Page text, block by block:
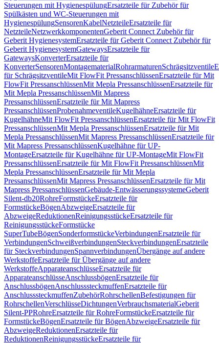
Steuerungen mit HygienespülungErsatzteile für Zubehör für
Spülkästen und WC-Steuerungen mit
HygienespülungSensorenKabelNetzteileErsatzteile für
NetzteileNetzwerkkomponentenGeberit Connect Zubehör für
Geberit HygienesystemErsatzteile für Geberit Connect Zubehör für
Geberit HygienesystemGatewaysErsatzteile für
GatewaysKonverterErsatzteile für
KonverterSensorenMontagematerialRohrarmaturenSchrägsitzventile
für SchrägsitzventileMit FlowFit PressanschlüssenErsatzteile für Mit
FlowFit PressanschlüssenMit Mepla PressanschlüssenErsatzteile für
Mit Mepla PressanschlüssenMit Mapress
PressanschlüssenErsatzteile für Mit Mapress
PressanschlüssenProbenahmeventileKugelhähneErsatzteile für
KugelhähneMit FlowFit PressanschlüssenErsatzteile für Mit FlowFit
PressanschlüssenMit Mepla PressanschlüssenErsatzteile für Mit
Mepla PressanschlüssenMit Mapress PressanschlüssenErsatzteile für
Mit Mapress PressanschlüssenKugelhähne für UP-
MontageErsatzteile für Kugelhähne für UP-MontageMit FlowFit
PressanschlüssenErsatzteile für Mit FlowFit PressanschlüssenMit
Mepla PressanschlüssenErsatzteile für Mit Mepla
PressanschlüssenMit Mapress PressanschlüssenErsatzteile für Mit
Mapress PressanschlüssenGebäude-EntwässerungssystemeGeberit
Silent-db20RohreFormstückeErsatzteile für
FormstückeBögenAbzweigeErsatzteile für
AbzweigeReduktionenReinigungsstückeErsatzteile für
ReinigungsstückeFormstücke
SuperTubeBögenSonderformstückeVerbindungenErsatzteile für
VerbindungenSchweißverbindungenSteckverbindungenErsatzteile
für SteckverbindungenSpannverbindungenÜbergänge auf andere
WerkstoffeErsatzteile für Übergänge auf andere
WerkstoffeApparateanschlüsseErsatzteile für
ApparateanschlüsseAnschlussbögenErsatzteile für
AnschlussbögenAnschlusssteckmuffenErsatzteile für
AnschlusssteckmuffenZubehörRohrschellenBefestigungen für
RohrschellenVerschlüsseDichtungenVerbrauchsmaterialGeberit
Silent-PPRohreErsatzteile für RohreFormstückeErsatzteile für
FormstückeBögenErsatzteile für BögenAbzweigeErsatzteile für
AbzweigeReduktionenErsatzteile für
ReduktionenReinigungsstückeErsatzteile für